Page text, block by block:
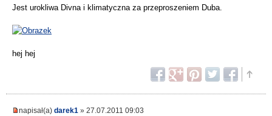
Jest urokliwa Divna i klimatyczna za przeproszeniem Duba.
hej hej
napisał(a) darek1 » 27.07.2011 09:03